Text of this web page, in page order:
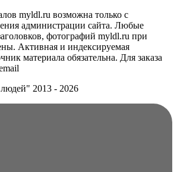
myldl.ru возможна только с
администрации сайта. Любые
фотографий myldl.ru при
Активная и индексируемая
материала обязательна. Для заказа
2013 - 2026